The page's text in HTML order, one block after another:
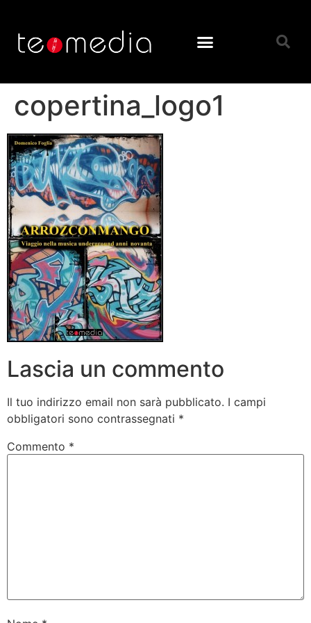
copertina_logo1
Lascia un commento
Il tuo indirizzo email non sarà pubblicato. I campi
obbligatori sono contrassegnati *
Commento *